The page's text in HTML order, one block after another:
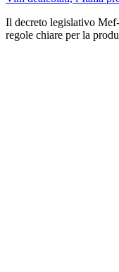
Il decreto legislativo
regole chiare per la